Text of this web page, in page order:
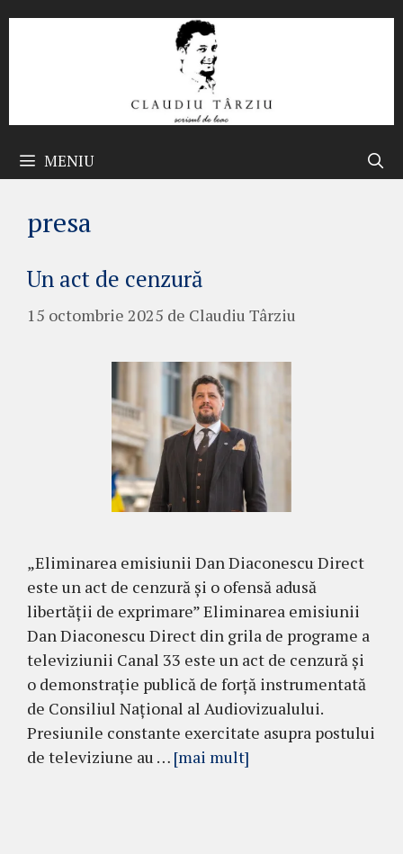
MENIU
presa
Un act de cenzură
15 octombrie 2025 de Claudiu Târziu
„Eliminarea emisiunii Dan Diaconescu Direct
este un act de cenzură și o ofensă adusă
libertății de exprimare” Eliminarea emisiunii
Dan Diaconescu Direct din grila de programe a
televiziunii Canal 33 este un act de cenzură și
o demonstrație publică de forță instrumentată
de Consiliul Național al Audiovizualului.
Presiunile constante exercitate asupra postului
de televiziune au … [mai mult]